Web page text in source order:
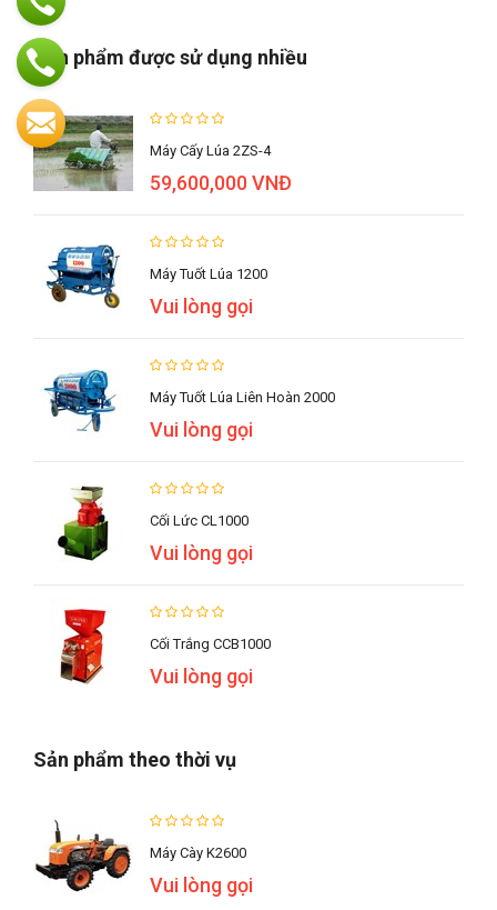
Sản phẩm được sử dụng nhiều
Máy Cấy Lúa 2ZS-4
59,600,000 VNĐ
Máy Tuốt Lúa 1200
Vui lòng gọi
Máy Tuốt Lúa Liên Hoàn 2000
Vui lòng gọi
Cối Lức CL1000
Vui lòng gọi
Cối Trắng CCB1000
Vui lòng gọi
Sản phẩm theo thời vụ
Máy Cày K2600
Vui lòng gọi